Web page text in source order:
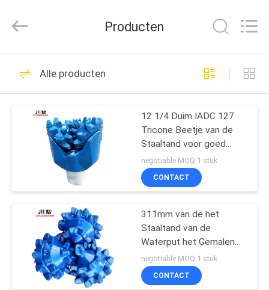
HUIS
PRODUCTEN
ONGEVEER
FABRIEKSREIS
KWALITEITSCONTROLE
CONTACTEER
Equipment
Manufacturing
All
Reserved.
Tricone beetje van
TCI
136
Stalen tanden
tricone Bit
67
Producten
Alle producten
12 1/4 Duim IADC 127
Tricone Beetje van de
Staaltand voor goed
Driling
negotiable MOQ:1 stuk
CONTACT
311mm van de het
Staaltand van de
Waterput het Gemalen
Tricone Beetje voor
Zachte Vorming
negotiable MOQ:1 stuk
CONTACT